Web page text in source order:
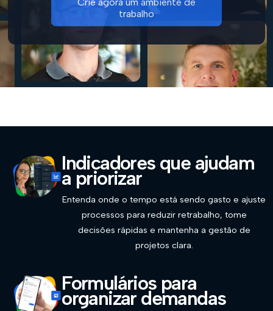
trabalho
Indicadores que ajudam
a priorizar
Entenda onde o tempo está sendo gasto e ajuste
processos para reduzir retrabalho, tome
decisões rápidas e mantenha a gestão de
projetos clara.
Formulários para
organizar demandas